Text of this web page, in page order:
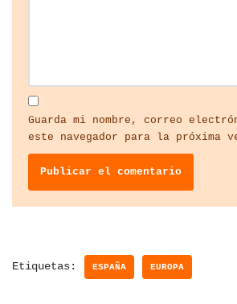
Guarda mi nombre, correo
este navegador para la próxima
Etiquetas: ESPAÑA EUROPA